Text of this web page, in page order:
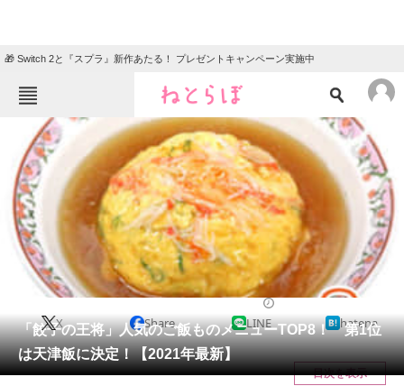
🎁 Switch 2と『スプラ』新作あたる！ プレゼントキャンペーン実施中
ねとらぼメニュー
TOP ニュース
エンタメ クイズ
グルメ 地域
住まい 教育・育児
リサーチ
会員記事
メディア
「餃子の王将」人気のご飯ものメニューTOP8！ 第1位
は天津飯に決定！【2021年最新】
X Share LINE hatena
目次を表示